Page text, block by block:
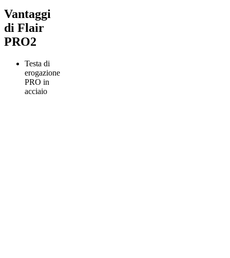
Vantaggi
di Flair
PRO2
Testa di
erogazione
PRO in
acciaio